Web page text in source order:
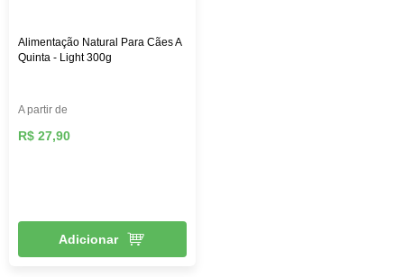
Alimentação Natural Para Cães A
Quinta - Light 300g
A partir de
R$ 27,90
Adicionar